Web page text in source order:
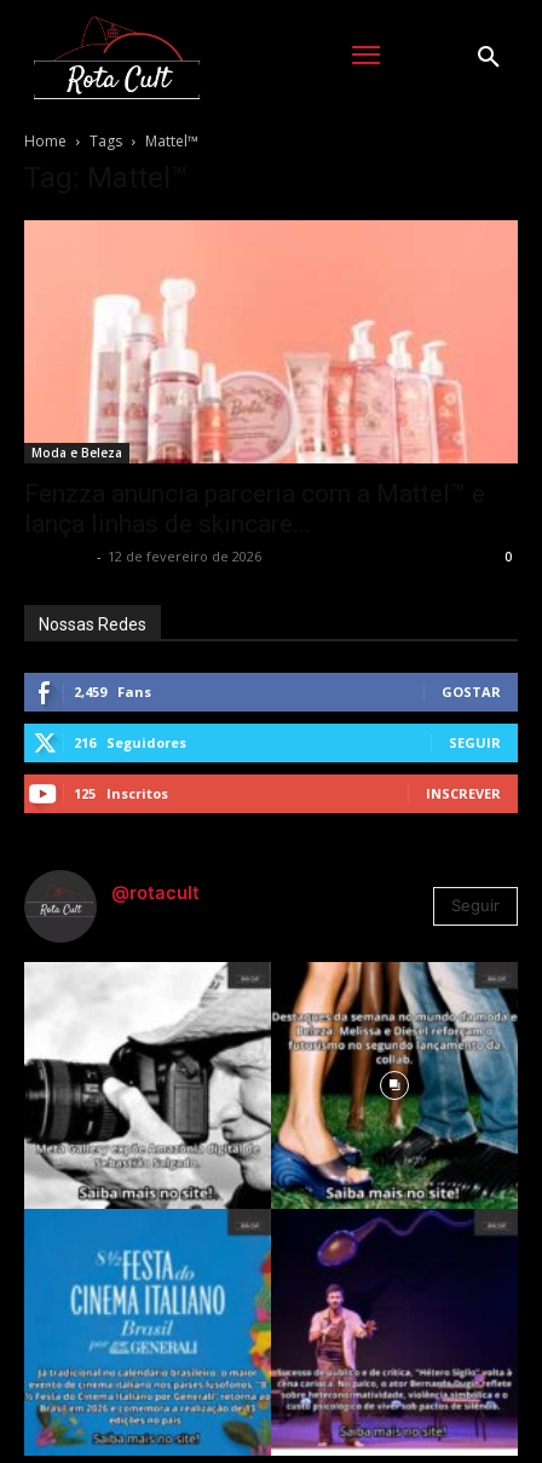
Home Tags Mattel™
Moda e Beleza
- 12 de fevereiro de 2026 0
Nossas Redes
2,459 Fans GOSTAR
216 Seguidores SEGUIR
125 Inscritos INSCREVER
@rotacult
Seguir